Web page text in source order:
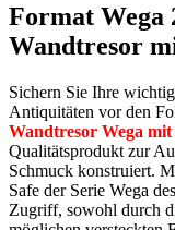
Format Wega
Wandtresor
Sichern Sie Ihre
Antiquitäten vor den
Wandtresor Wega
Qualitätsprodukt zur
Schmuck konstruiert.
Safe der Serie Wega
Zugriff, sowohl durch